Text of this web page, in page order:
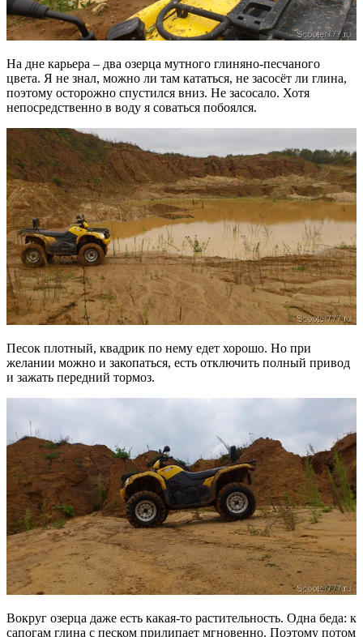
На дне карьера – два озерца мутного глиняно-песчаного
цвета. Я не знал, можно ли там кататься, не засосёт ли глина,
поэтому осторожно спустился вниз. Не засосало. Хотя
непосредственно в воду я соваться побоялся.
Песок плотный, квадрик по нему едет хорошо. Но при
желании можно и закопаться, есть отключить полный привод
и зажать передний тормоз.
Вокруг озерца даже есть какая-то растительность. Одна беда: к
сапогам глина с песком прилипает мгновенно. Поэтому потом